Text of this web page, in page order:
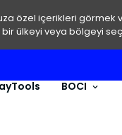
özel içerikleri görmek
ülkeyi veya bölgeyi
BOCI